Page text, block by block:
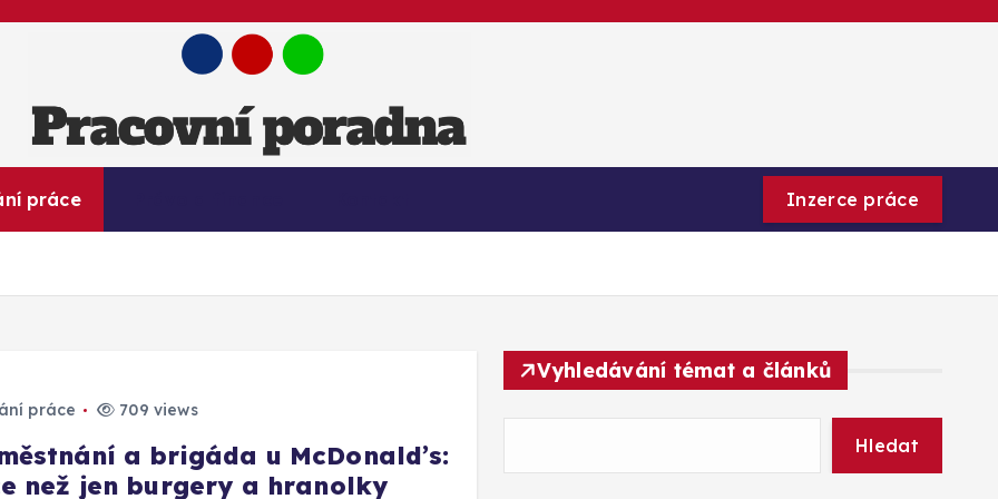
práce Inzerce práce
práce 709 views
a brigáda u McDonald’s:
než jen burgery a hranolky
Vyhledávání témat a článků
Hledat